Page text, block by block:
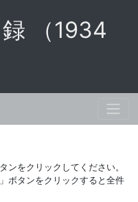
（1934
ンをクリックしてください。
ボタンをクリックすると全件